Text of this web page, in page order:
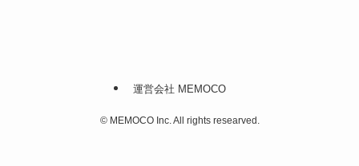
運営会社 MEMOCO
©MEMOCO Inc. All rights researved.